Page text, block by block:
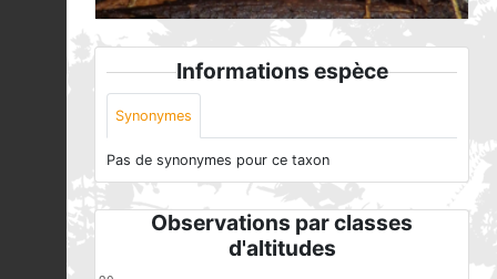
Informations espèce
Synonymes
Pas de synonymes pour ce taxon
Observations par classes
d'altitudes